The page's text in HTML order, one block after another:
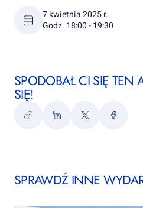
7 kwietnia 2025 r.
Godz. 18:00 - 19:30
SPODOBAŁ CI SIĘ TEN
SIĘ!
KopiujLinkedInTwitter
SPRAWDŹ INNE